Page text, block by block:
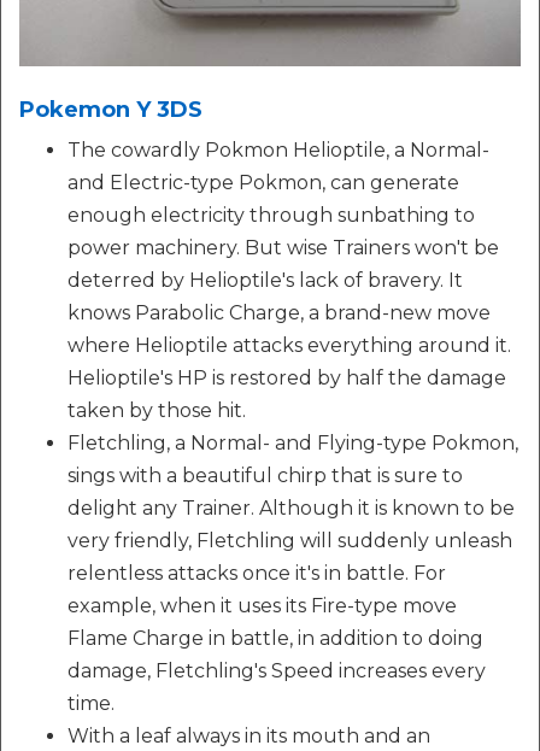
Pokemon Y 3DS
The cowardly Pokmon Helioptile, a Normal-
and Electric-type Pokmon, can generate
enough electricity through sunbathing to
power machinery. But wise Trainers won't be
deterred by Helioptile's lack of bravery. It
knows Parabolic Charge, a brand-new move
where Helioptile attacks everything around it.
Helioptile's HP is restored by half the damage
taken by those hit.
Fletchling, a Normal- and Flying-type Pokmon,
sings with a beautiful chirp that is sure to
delight any Trainer. Although it is known to be
very friendly, Fletchling will suddenly unleash
relentless attacks once it's in battle. For
example, when it uses its Fire-type move
Flame Charge in battle, in addition to doing
damage, Fletchling's Speed increases every
time.
With a leaf always in its mouth and an